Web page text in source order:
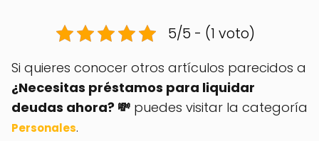
5/5 - (1 voto)
Si quieres conocer otros artículos parecidos a
¿Necesitas préstamos para liquidar
deudas ahora? 💸 puedes visitar la categoría
Personales.